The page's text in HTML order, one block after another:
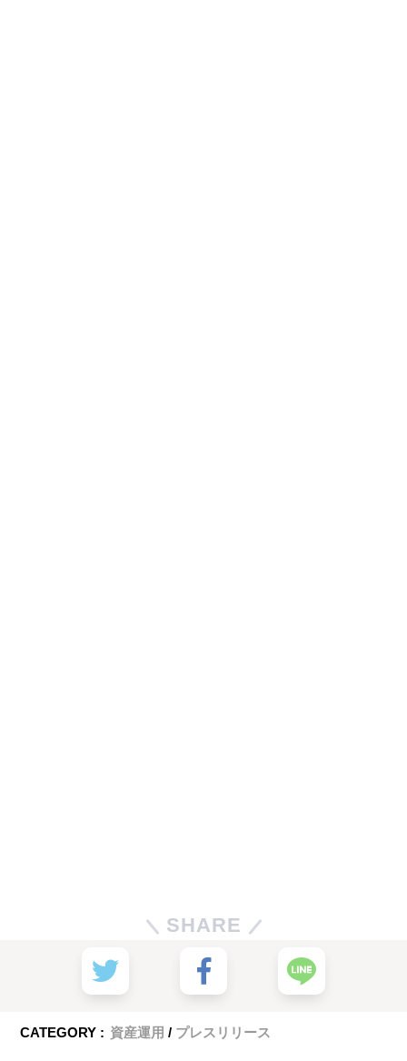
SHARE
CATEGORY : 資産運用 プレスリリース